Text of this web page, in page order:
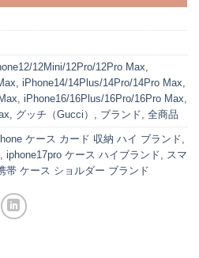
12Mini/12Pro/12Pro Max,
, iPhone14/14Plus/14Pro/14Pro Max,
, iPhone16/16Plus/16Pro/16Pro Max,
, グッチ（Gucci） , ブランド, 全商品
ケース カード 収納 ハイ ブランド,
, iphone17pro ケース ハイブランド, スマ
帯 ケース ショルダー ブランド